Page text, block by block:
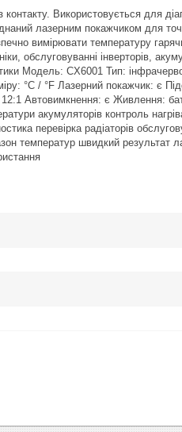
Використовується для
лазерним покажчиком для
вимірювати температуру
обслуговуванні інверторів,
Модель: CX6001 Тип:
°C / °F Лазерний покажчик: є
12:1 Автовимкнення: є Живлення:
акумуляторів контроль
перевірка радіаторів
температур швидкий результат